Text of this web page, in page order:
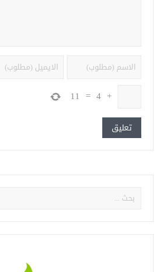
+
4
=
11